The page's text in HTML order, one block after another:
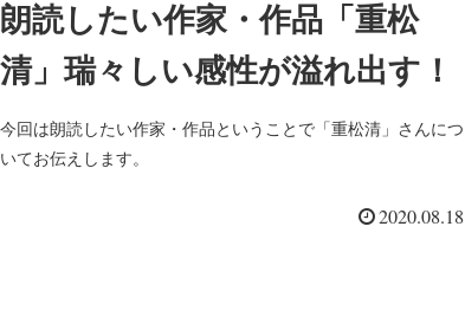
朗読したい作家・作品「重松
清」瑞々しい感性が溢れ出す！
今回は朗読したい作家・作品ということで「重松清」さんにつ
いてお伝えします。
2020.08.18